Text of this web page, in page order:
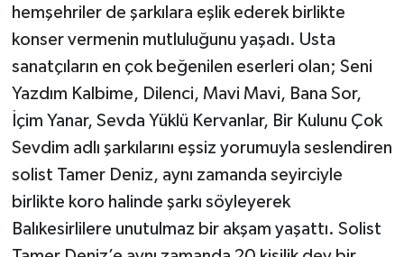
hemşehriler de şarkılara eşlik ederek birlikte
konser vermenin mutluluğunu yaşadı. Usta
sanatçıların en çok beğenilen eserleri olan; Seni
Yazdım Kalbime, Dilenci, Mavi Mavi, Bana Sor,
İçim Yanar, Sevda Yüklü Kervanlar, Bir Kulunu Çok
Sevdim adlı şarkılarını eşsiz yorumuyla seslendiren
solist Tamer Deniz, aynı zamanda seyirciyle
birlikte koro halinde şarkı söyleyerek
Balıkesirlilere unutulmaz bir akşam yaşattı. Solist